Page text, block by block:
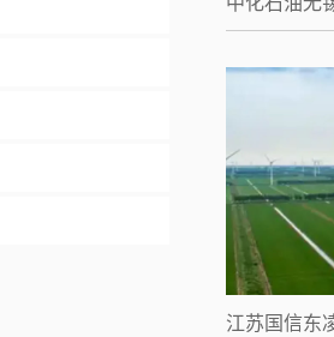
江苏国信东